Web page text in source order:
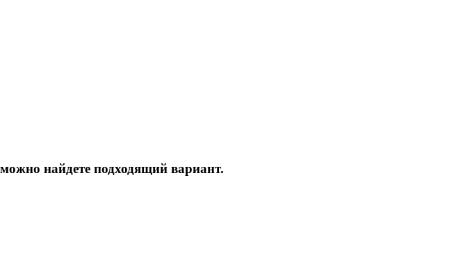
найдете подходящий вариант.